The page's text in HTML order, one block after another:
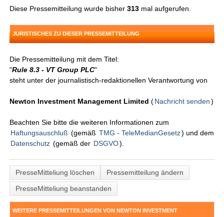
Diese Pressemitteilung wurde bisher313 mal aufgerufen.
JURISTISCHES ZU DIESER PRESSEMITTEILUNG
Die Pressemitteilung mit dem Titel:
"Rule 8.3 - VT Group PLC"
steht unter der journalistisch-redaktionellen Verantwortung von
Newton Investment Management Limited (Nachricht senden )
Beachten Sie bitte die weiteren Informationen zum
Haftungsauschluß (gemäß TMG - TeleMedianGesetz) und dem
Datenschutz (gemäß der DSGVO).
PresseMitteliung löschen
Pressemitteilung ändern
PresseMitteliung beanstanden
WEITERE PRESSEMITTEILUNGEN VON NEWTON INVESTMENT